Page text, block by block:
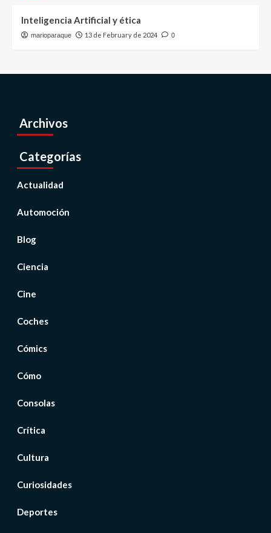
Inteligencia Artificial y ética
marioparaque 13 de February de 2024 0
Archivos
Categorías
Actualidad
Automoción
Blog
Ciencia
Cine
Coches
Cómics
Cómo
Consolas
Crítica
Cultura
Curiosidades
Deportes